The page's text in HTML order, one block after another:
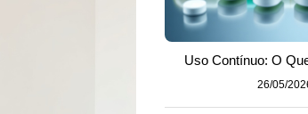
Uso Contínuo: O
26/05/